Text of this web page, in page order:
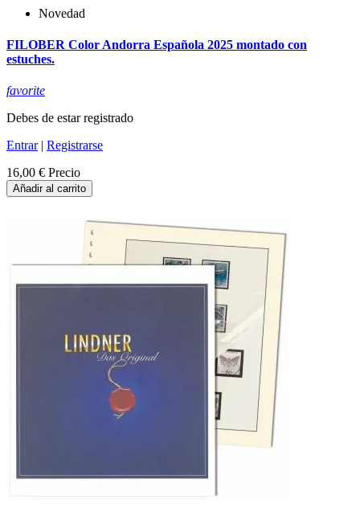
Novedad
FILOBER Color Andorra Española 2025 montado con
estuches.
favorite
Debes de estar registrado
Entrar| Registrarse
16,00 € Precio
Añadir al carrito